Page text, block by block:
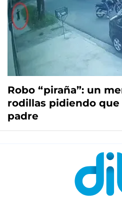
Robo “piraña”: un
rodillas pidiendo que
padre